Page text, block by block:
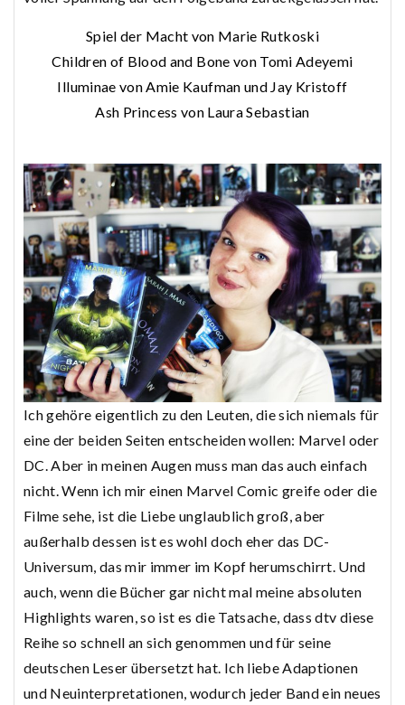
Spiel der Macht von Marie Rutkoski
Children of Blood and Bone von Tomi Adeyemi
Illuminae von Amie Kaufman und Jay Kristoff
Ash Princess von Laura Sebastian
Ich gehöre eigentlich zu den Leuten, die sich niemals für
eine der beiden Seiten entscheiden wollen: Marvel oder
DC. Aber in meinen Augen muss man das auch einfach
nicht. Wenn ich mir einen Marvel Comic greife oder die
Filme sehe, ist die Liebe unglaublich groß, aber
außerhalb dessen ist es wohl doch eher das DC-
Universum, das mir immer im Kopf herumschirrt. Und
auch, wenn die Bücher gar nicht mal meine absoluten
Highlights waren, so ist es die Tatsache, dass dtv diese
Reihe so schnell an sich genommen und für seine
deutschen Leser übersetzt hat. Ich liebe Adaptionen
und Neuinterpretationen, wodurch jeder Band ein neues